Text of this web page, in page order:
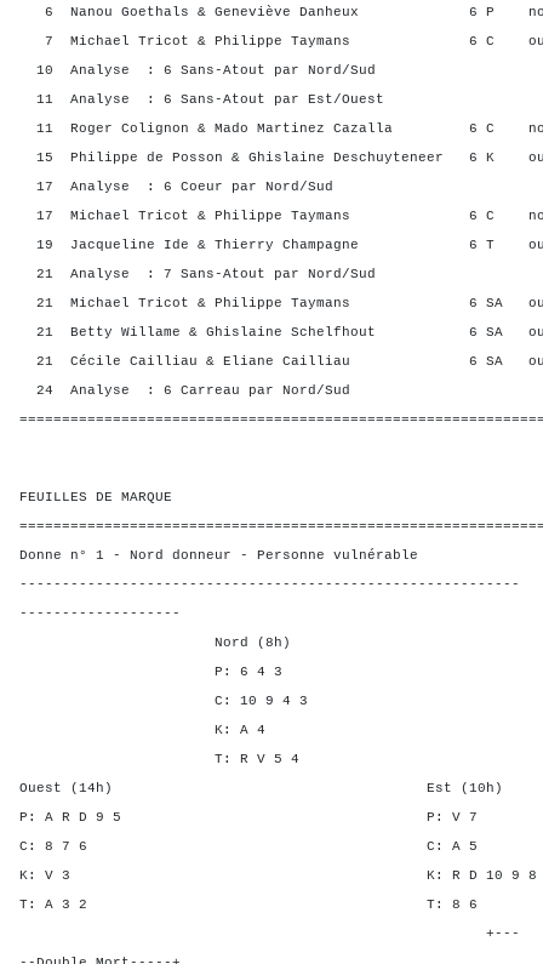
6 Nanou Goethals & Geneviève Danheux 6 P
7 Michael Tricot & Philippe Taymans 6 C
10 Analyse : 6 Sans-Atout par Nord/Sud
11 Analyse : 6 Sans-Atout par Est/Ouest
11 Roger Colignon & Mado Martinez Cazalla 6 C
15 Philippe de Posson & Ghislaine Deschuyteneer 6 K
17 Analyse : 6 Coeur par Nord/Sud
17 Michael Tricot & Philippe Taymans 6 C
19 Jacqueline Ide & Thierry Champagne 6 T
21 Analyse : 7 Sans-Atout par Nord/Sud
21 Michael Tricot & Philippe Taymans 6 SA
21 Betty Willame & Ghislaine Schelfhout 6 SA
21 Cécile Cailliau & Eliane Cailliau 6 SA
24 Analyse : 6 Carreau par Nord/Sud
FEUILLES DE MARQUE
Donne n° 1 - Nord donneur - Personne vulnérable
-----------------------------------------------------------
-------------------
Nord (8h)
P: 6 4 3
C: 10 9 4 3
K: A 4
T: R V 5 4
Ouest (14h) Est (10h)
P: A R D 9 5 P:
C: 8 7 6 C:
K: V 3 K: R D 10 9 8
T: A 3 2 T:
+---